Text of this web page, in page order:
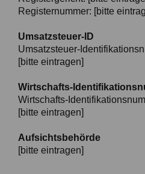
Registernummer: [bitte
Umsatzsteuer-ID
Umsatzsteuer-
[bitte eintragen]
Wirtschafts-
Wirtschafts-
[bitte eintragen]
Aufsichtsbehörde
[bitte eintragen]